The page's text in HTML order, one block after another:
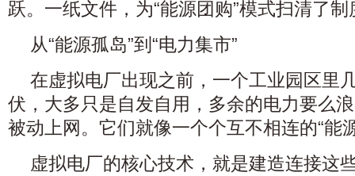
跃。一纸文件，为“能源团购”模式扫清了
从“能源孤岛”到“电力集市”
在虚拟电厂出现之前，一个工业园区里
伏，大多只是自发自用，多余的电力要么
被动上网。它们就像一个个互不相连的“能
虚拟电厂的核心技术，就是建造连接这